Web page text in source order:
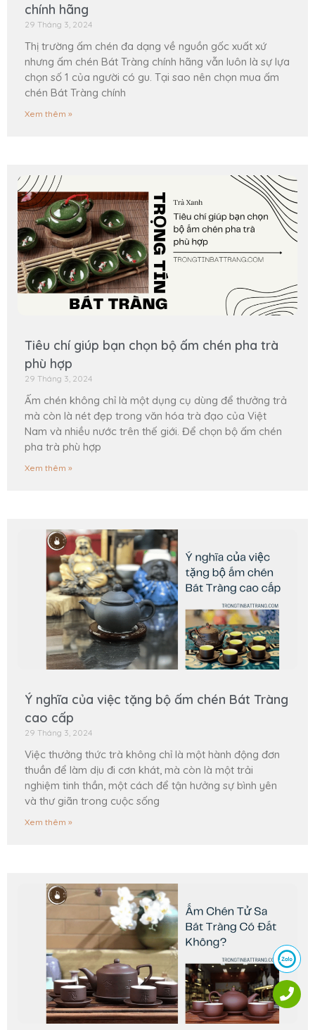
chính hãng
29 Tháng 3, 2024
Thị trường ấm chén đa dạng về nguồn gốc xuất xứ
nhưng ấm chén Bát Tràng chính hãng vẫn luôn là sự lựa
chọn số 1 của người có gu. Tại sao nên chọn mua ấm
chén Bát Tràng chính
Xem thêm »
Tiêu chí giúp bạn chọn bộ ấm chén pha trà
phù hợp
29 Tháng 3, 2024
Ấm chén không chỉ là một dụng cụ dùng để thưởng trả
mà còn là nét đẹp trong văn hóa trà đạo của Việt
Nam và nhiều nước trên thế giới. Để chọn bộ ấm chén
pha trà phù hợp
Xem thêm »
Ý nghĩa của việc tặng bộ ấm chén Bát Tràng
cao cấp
29 Tháng 3, 2024
Việc thưởng thức trà không chỉ là một hành động đơn
thuần để làm dịu đi cơn khát, mà còn là một trải
nghiệm tinh thần, một cách để tận hưởng sự bình yên
và thư giãn trong cuộc sống
Xem thêm »